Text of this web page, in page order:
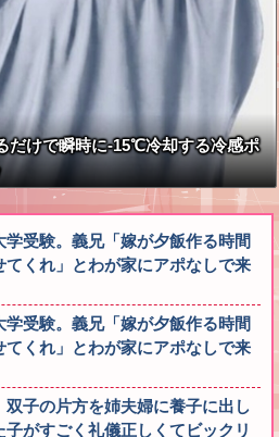
だけで瞬時に-15℃冷却する冷感ポ
受験。義兄「嫁が夕飯作る時間
くれ」とわが家にアポなしで来
受験。義兄「嫁が夕飯作る時間
くれ」とわが家にアポなしで来
子の片方を姉夫婦に養子に出し
がすごく礼儀正しくてビックリ